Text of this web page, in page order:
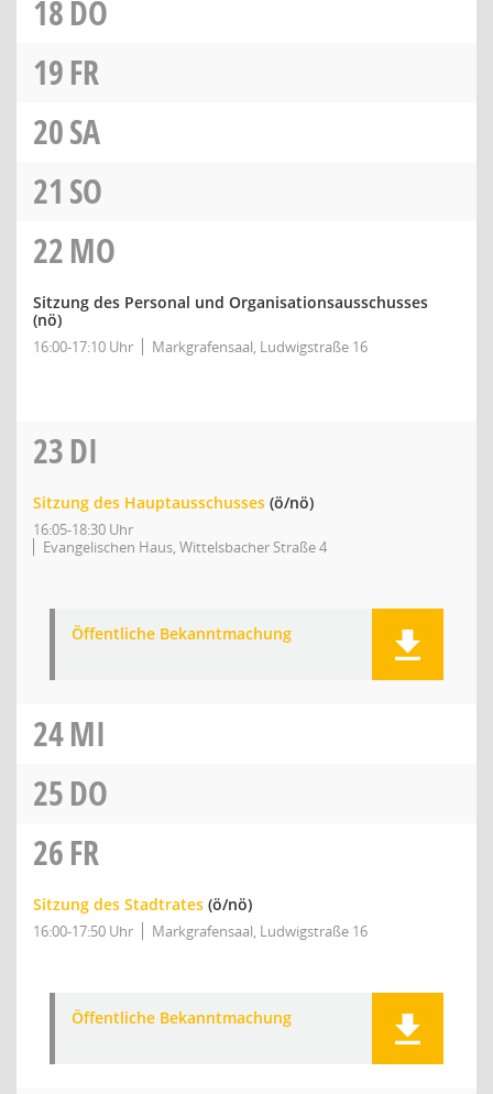
18DO
19FR
20SA
21 SO
22MO
Sitzung des Personal und Organisationsausschusses
(nö)
16:00-17:10 Uhr Markgrafensaal, Ludwigstraße 16
23DI
Sitzung des Hauptausschusses (ö/nö)
16:05-18:30 Uhr
Evangelischen Haus, Wittelsbacher Straße 4
Öffentliche Bekanntmachung
24MI
25DO
26FR
Sitzung des Stadtrates (ö/nö)
16:00-17:50 Uhr Markgrafensaal, Ludwigstraße 16
Öffentliche Bekanntmachung